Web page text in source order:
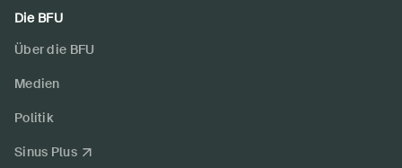
Die BFU
Über die BFU
Medien
Politik
Sinus Plus